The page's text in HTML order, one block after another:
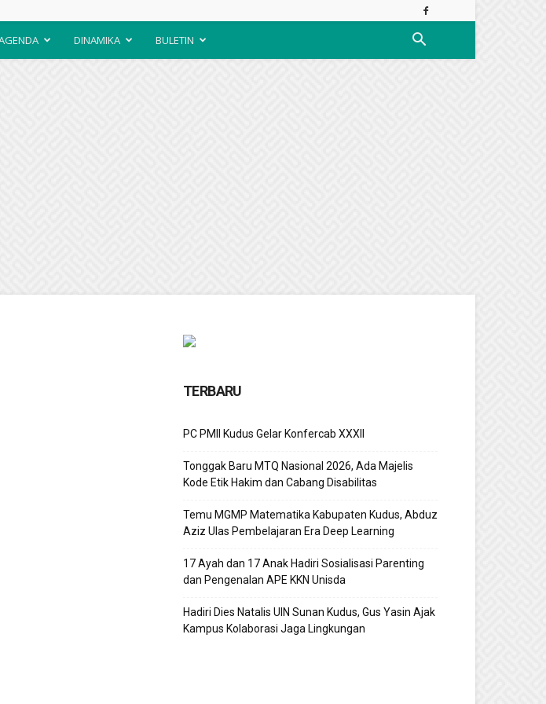
DINAMIKA BULETIN
TERBARU
PC PMII Kudus Gelar Konfercab XXXII
Tonggak Baru MTQ Nasional 2026, Ada Majelis
Kode Etik Hakim dan Cabang Disabilitas
Temu MGMP Matematika Kabupaten Kudus, Abduz
Aziz Ulas Pembelajaran Era Deep Learning
17 Ayah dan 17 Anak Hadiri Sosialisasi Parenting
dan Pengenalan APE KKN Unisda
Hadiri Dies Natalis UIN Sunan Kudus, Gus Yasin Ajak
Kampus Kolaborasi Jaga Lingkungan